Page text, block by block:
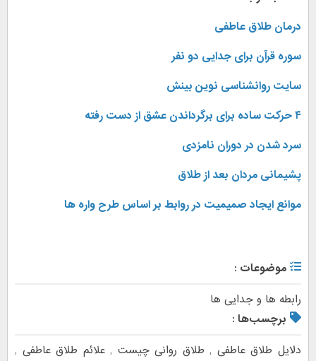
درمان طلاق عاطفی
سوره قرآن برای جدایی دو نفر
سایت روانشناسی نوین بینش
۴ حرکت ساده برای برگرداندن عشق از دست رفته
سرد شدن در دوران نامزدی
پشیمانی مردان بعد از طلاق
موانع ایجاد صمیمیت در روابط بر اساس طرح واره ها
موضوعات :
رابطه ها و جدایی ها
برچسب‌ها :
دلایل طلاق عاطفی , طلاق روانی چیست ,علائم طلاق عاطفی ,